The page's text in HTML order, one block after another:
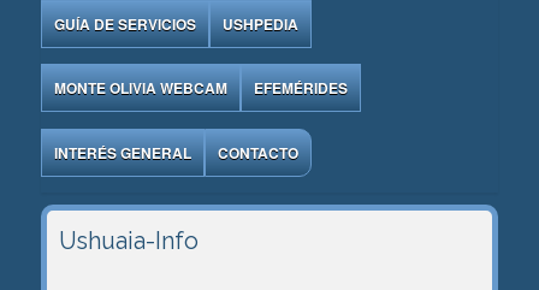
GUÍA DE SERVICIOS USHPEDIA
MONTE OLIVIA WEBCAM EFEMÉRIDES
INTERÉS GENERAL CONTACTO
Ushuaia-Info